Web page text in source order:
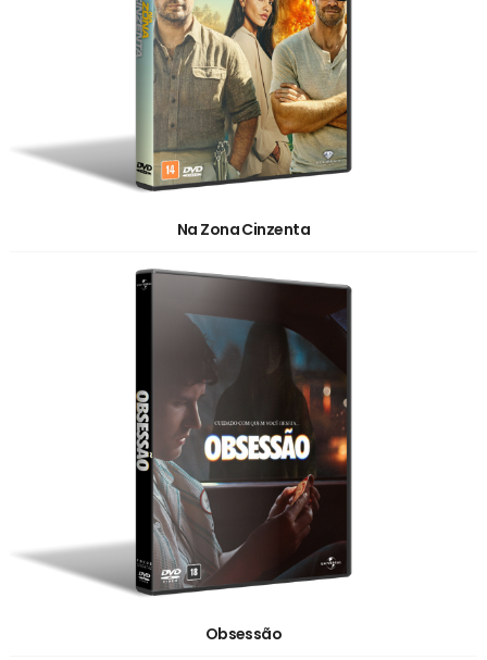
Na Zona Cinzenta
Obsessão